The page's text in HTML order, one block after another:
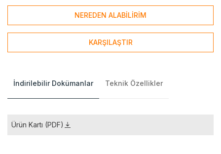
NEREDEN ALABİLİRİM
KARŞILAŞTIR
İndirilebilir Dokümanlar Teknik Özellikler
Ürün Kartı (PDF)